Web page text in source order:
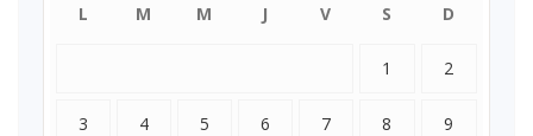
L M M J V S D
1 2
3 4 5 6 7 8 9